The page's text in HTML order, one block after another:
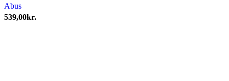
Abus
539,00kr.